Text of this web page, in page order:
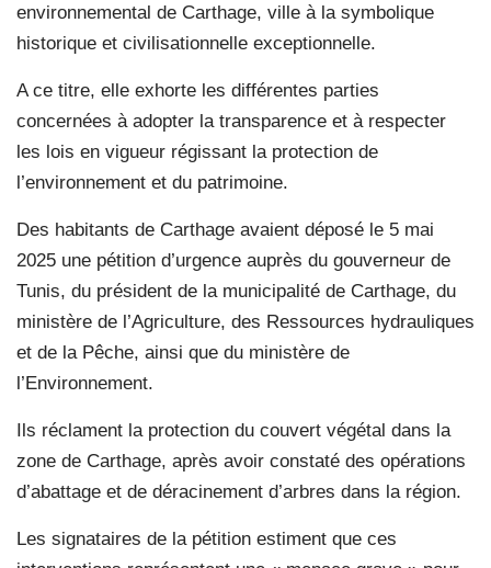
environnemental de Carthage, ville à la symbolique
historique et civilisationnelle exceptionnelle.
A ce titre, elle exhorte les différentes parties
concernées à adopter la transparence et à respecter
les lois en vigueur régissant la protection de
l’environnement et du patrimoine.
Des habitants de Carthage avaient déposé le 5 mai
2025 une pétition d’urgence auprès du gouverneur de
Tunis, du président de la municipalité de Carthage, du
ministère de l’Agriculture, des Ressources hydrauliques
et de la Pêche, ainsi que du ministère de
l’Environnement.
Ils réclament la protection du couvert végétal dans la
zone de Carthage, après avoir constaté des opérations
d’abattage et de déracinement d’arbres dans la région.
Les signataires de la pétition estiment que ces